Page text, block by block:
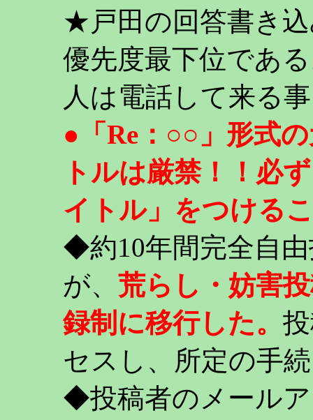
★戸田の回答書き
優先度最下位であ
人は電話して来る
●「Re：○○」形式
トルは厳禁！！必
イトル」をつける
◆約10年間完全自
が、 荒らし・妨害
録制に移行した。
セスし、所定の手
◆投稿者のメール